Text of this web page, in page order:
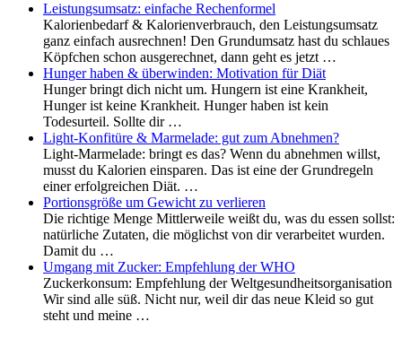
Leistungsumsatz: einfache Rechenformel
Kalorienbedarf & Kalorienverbrauch, den Leistungsumsatz
ganz einfach ausrechnen! Den Grundumsatz hast du schlaues
Köpfchen schon ausgerechnet, dann geht es jetzt …
Hunger haben & überwinden: Motivation für Diät
Hunger bringt dich nicht um. Hungern ist eine Krankheit,
Hunger ist keine Krankheit. Hunger haben ist kein
Todesurteil. Sollte dir …
Light-Konfitüre & Marmelade: gut zum Abnehmen?
Light-Marmelade: bringt es das? Wenn du abnehmen willst,
musst du Kalorien einsparen. Das ist eine der Grundregeln
einer erfolgreichen Diät. …
Portionsgröße um Gewicht zu verlieren
Die richtige Menge Mittlerweile weißt du, was du essen sollst:
natürliche Zutaten, die möglichst von dir verarbeitet wurden.
Damit du …
Umgang mit Zucker: Empfehlung der WHO
Zuckerkonsum: Empfehlung der Weltgesundheitsorganisation
Wir sind alle süß. Nicht nur, weil dir das neue Kleid so gut
steht und meine …